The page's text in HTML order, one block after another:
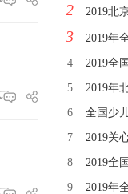
2 2019北
3 2019年
4 2019全国
5 2019年
6 全国少
7 2019关心下
8 2019全
9 2019年